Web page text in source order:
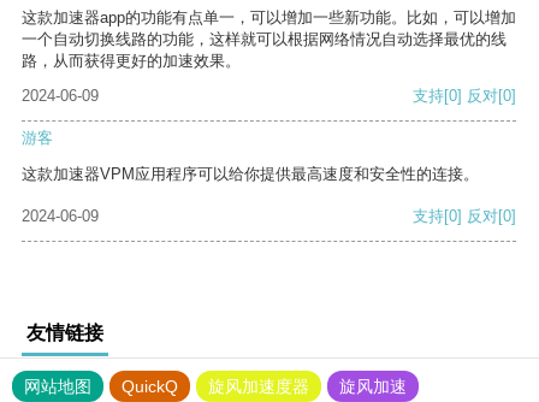
这款加速器app的功能有点单一，可以增加一些新功能。比如，可以增加
一个自动切换线路的功能，这样就可以根据网络情况自动选择最优的线
路，从而获得更好的加速效果。
2024-06-09
支持[0] 反对[0]
游客
这款加速器VPM应用程序可以给你提供最高速度和安全性的连接。
2024-06-09 支持[0] 反对[0]
友情链接
网站地图 QuickQ 旋风加速度器
旋风加速